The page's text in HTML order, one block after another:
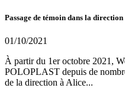
Passage de témoin dans la
01/10/2021
À partir du 1er octobre 2021,
POLOPLAST depuis de
de la direction à Alice...